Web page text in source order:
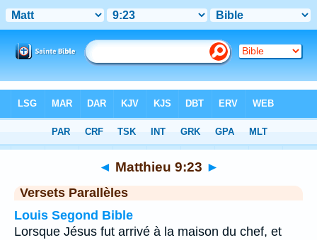
Chapitre 9 > Verset 23
◄ Matthieu 9:23 ►
Versets Parallèles
Louis Segond Bible
Lorsque Jésus fut arrivé à la maison du chef, et